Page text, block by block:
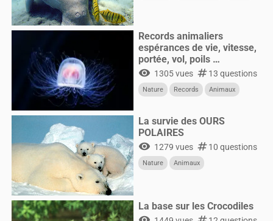
Records animaliers
espérances de vie, vitesse,
portée, vol, poils …
visibility 1305 vues numbers13 questions
Nature Records Animaux
La survie des OURS
POLAIRES
visibility 1279 vues numbers10 questions
Nature Animaux
La base sur les Crocodiles